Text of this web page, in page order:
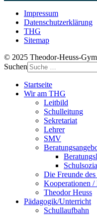
Impressum
Datenschutzerklärung
THG
Sitemap
© 2025 Theodor-Heuss-
Suchen
Startseite
Wir am THG
Leitbild
Schulleitung
Sekretariat
Lehrer
SMV
Die Freunde
Kooperationen /
Theodor Heuss
Pädagogik/Unterricht
Schullaufbahn